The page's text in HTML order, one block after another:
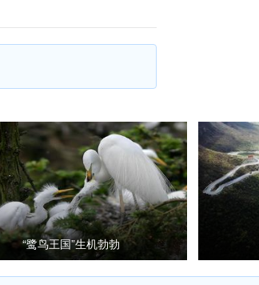
“鹭鸟王国”生机勃勃